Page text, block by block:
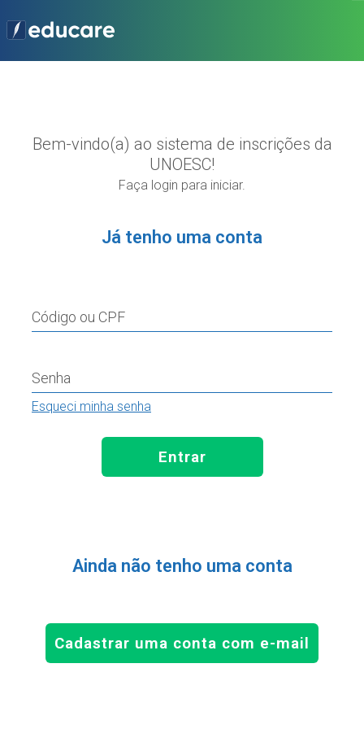
Bem-vindo(a) ao sistema de inscrições da
UNOESC!
Faça login para iniciar.
Já tenho uma conta
Código ou CPF
Senha
Esqueci minha senha
Entrar
Ainda não tenho uma conta
Cadastrar uma conta com e-mail